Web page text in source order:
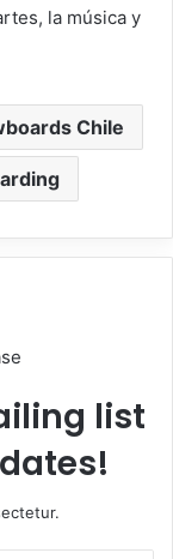
la música y
Chile
list